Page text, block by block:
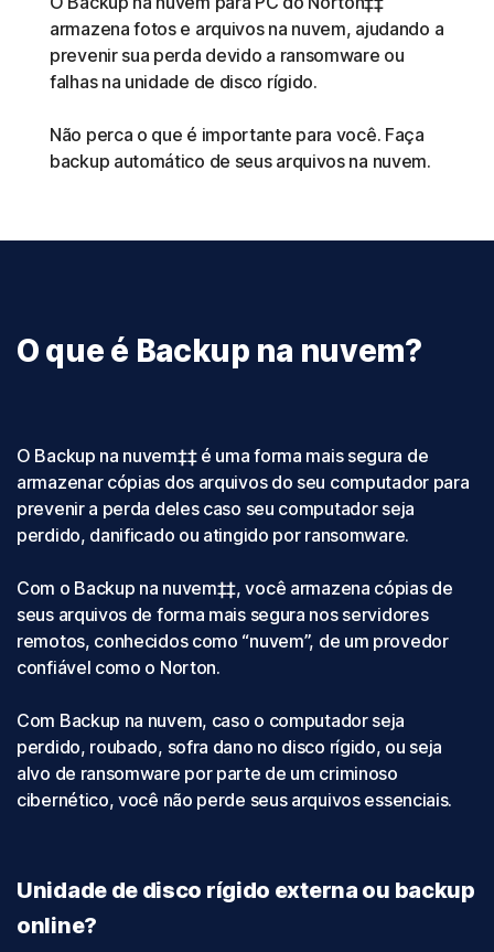
armazena fotos e arquivos na nuvem, ajudando a
prevenir sua perda devido a ransomware ou
falhas na unidade de disco rígido.
Não perca o que é importante para você. Faça
backup automático de seus arquivos na nuvem.
O que é Backup na nuvem?
O Backup na nuvem‡‡ é uma forma mais segura de
armazenar cópias dos arquivos do seu computador para
prevenir a perda deles caso seu computador seja
perdido, danificado ou atingido por ransomware.
Com o Backup na nuvem‡‡, você armazena cópias de
seus arquivos de forma mais segura nos servidores
remotos, conhecidos como “nuvem”, de um provedor
confiável como o Norton.
Com Backup na nuvem, caso o computador seja
perdido, roubado, sofra dano no disco rígido, ou seja
alvo de ransomware por parte de um criminoso
cibernético, você não perde seus arquivos essenciais.
Unidade de disco rígido externa ou backup
online?